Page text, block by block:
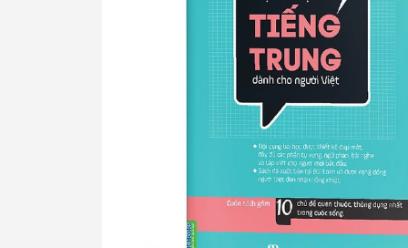
Văn Học Kinh Điển
Xem thêm
Sách Ehon &
Thiếu Nhi
Tô Màu - Luyện
Kiến Thức Bách
Trẻ
Đạo Đức - Kỹ